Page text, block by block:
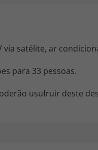
satélite, ar
para 33 pessoas.
usufruir deste